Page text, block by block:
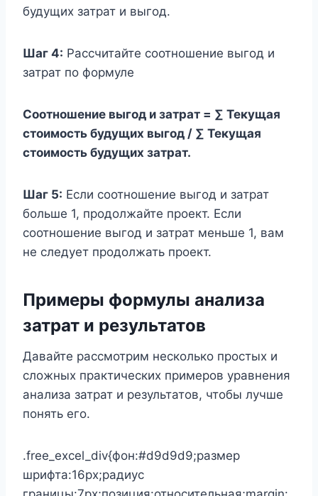
будущих затрат и выгод.
Шаг 4: Рассчитайте соотношение выгод и
затрат по формуле
Соотношение выгод и затрат = ∑ Текущая
стоимость будущих выгод / ∑ Текущая
стоимость будущих затрат.
Шаг 5: Если соотношение выгод и затрат
больше 1, продолжайте проект. Если
соотношение выгод и затрат меньше 1, вам
не следует продолжать проект.
Примеры формулы анализа
затрат и результатов
Давайте рассмотрим несколько простых и
сложных практических примеров уравнения
анализа затрат и результатов, чтобы лучше
понять его.
.free_excel_div{фон:#d9d9d9;размер
шрифта:16px;радиус